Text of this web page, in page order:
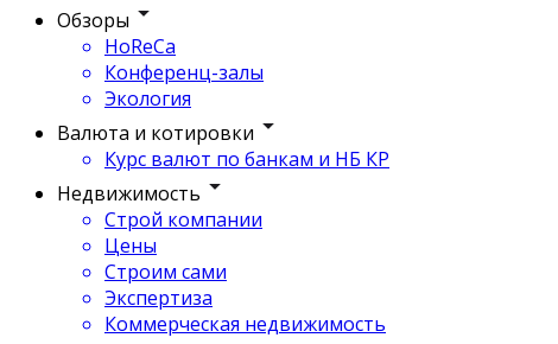
Обзоры
HoReCa
Конференц-залы
Экология
Валюта и котировки
Курс валют по банкам и НБ КР
Недвижимость
Строй компании
Цены
Строим сами
Экспертиза
Коммерческая недвижимость